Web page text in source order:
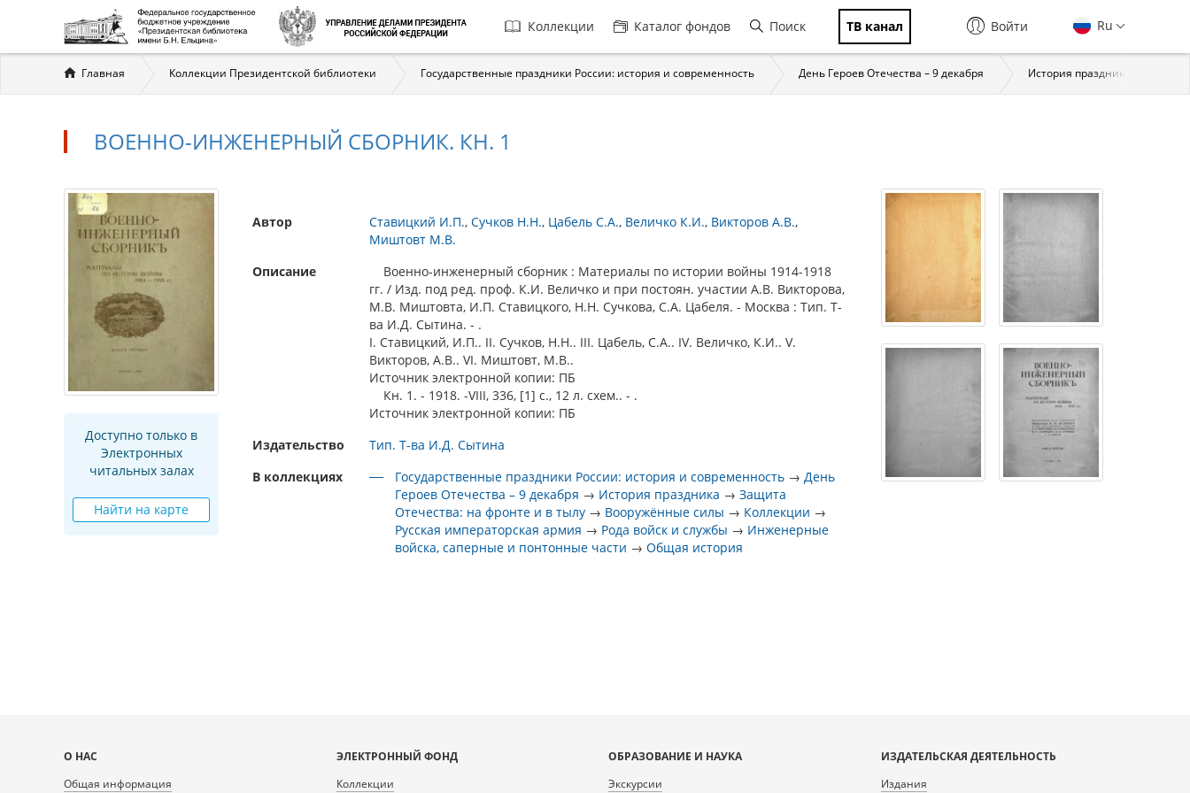
Главная
навигация
Коллекции Каталог фондов Поиск ТВ канал Ru
Войти
Вы
здесь
Главная Коллекции Президентской библиотеки Государственные праздники России: история и современность День Героев Отечества – 9 декабря История праздника
ВОЕННО-ИНЖЕНЕРНЫЙ СБОРНИК. КН. 1
Доступно только в
Электронных
читальных залах
Найти на карте
Автор Ставицкий И.П. Сучков Н.Н. Цабель С.А. Величко К.И. Викторов А.В.
Миштовт М.В.
Описание
Военно-инженерный сборник : Материалы по истории войны 1914-1918
гг. / Изд. под ред. проф. К.И. Величко и при постоян. участии А.В. Викторова,
М.В. Миштовта, И.П. Ставицкого, Н.Н. Сучкова, С.А. Цабеля. - Москва : Тип. Т-
ва И.Д. Сытина. - .
I. Ставицкий, И.П.. II. Сучков, Н.Н.. III. Цабель, С.А.. IV. Величко, К.И.. V.
Викторов, А.В.. VI. Миштовт, М.В..
Источник электронной копии: ПБ
Кн. 1. - 1918. -VIII, 336, [1] с., 12 л. схем.. - .
Источник электронной копии: ПБ
Издательство
Тип. Т-ва И.Д. Сытина
В коллекциях
Государственные праздники России: история и современность →День
Героев Отечества – 9 декабря → История праздника →Защита
Отечества: на фронте и в тылу → Вооружённые силы → Коллекции →
Русская императорская армия → Рода войск и службы → Инженерные
войска, саперные и понтонные части →Общая история
Карта
сайта
О НАС
Общая информация
ЭЛЕКТРОННЫЙ ФОНД
Коллекции
ОБРАЗОВАНИЕ И НАУКА
Экскурсии
ИЗДАТЕЛЬСКАЯ ДЕЯТЕЛЬНОСТЬ
Издания